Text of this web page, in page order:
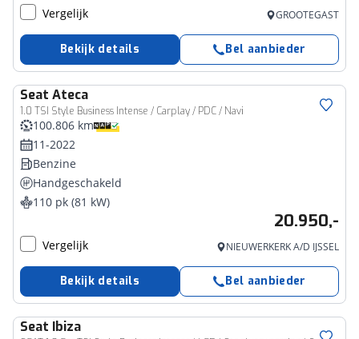
Vergelijk GROOTEGAST
Bekijk details Bel aanbieder
Seat Ateca
1.0 TSI Style Business Intense / Carplay / PDC / Navi
100.806 km
11-2022
Benzine
Handgeschakeld
110 pk (81 kW)
20.950,-
Vergelijk NIEUWERKERK A/D IJSSEL
Bekijk details Bel aanbieder
Seat Ibiza